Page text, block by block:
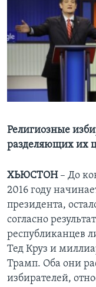
Learning English
СОЦИАЛЬНЫЕ СЕТИ
Религиозные
разделяющих их
ХЬЮСТОН– До
2016 году
президента,
согласно
республиканцев
Тед Круз и
Трамп. Оба они
избирателей,